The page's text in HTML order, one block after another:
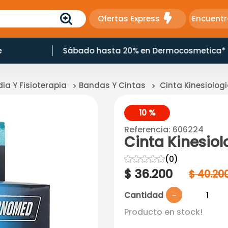
Ofertas Express
Sábado hasta 20% en Dermocosmetica*
Y Fisioterapia Bandas Y Cintas Cinta
10 %
Referencia: 606224
Cinta
☆☆☆☆☆(0)
$ 36.200 $40.
Cantidad －
Producto en stock!